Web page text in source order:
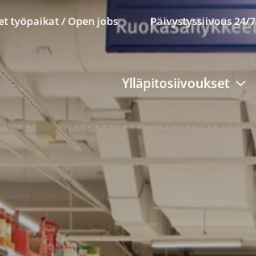
työpaikat / Open jobs Päivystyssiivous 24/7
Ylläpitosiivoukset